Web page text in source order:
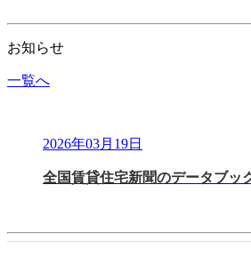
お知らせ
一覧へ
2026年03月19日
全国賃貸住宅新聞のデータブッ